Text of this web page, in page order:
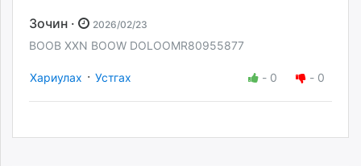
Зочин · 2026/02/23
BOOB XXN BOOW DOLOOMR80955877
Хариулах · Устгах - 0 - 0